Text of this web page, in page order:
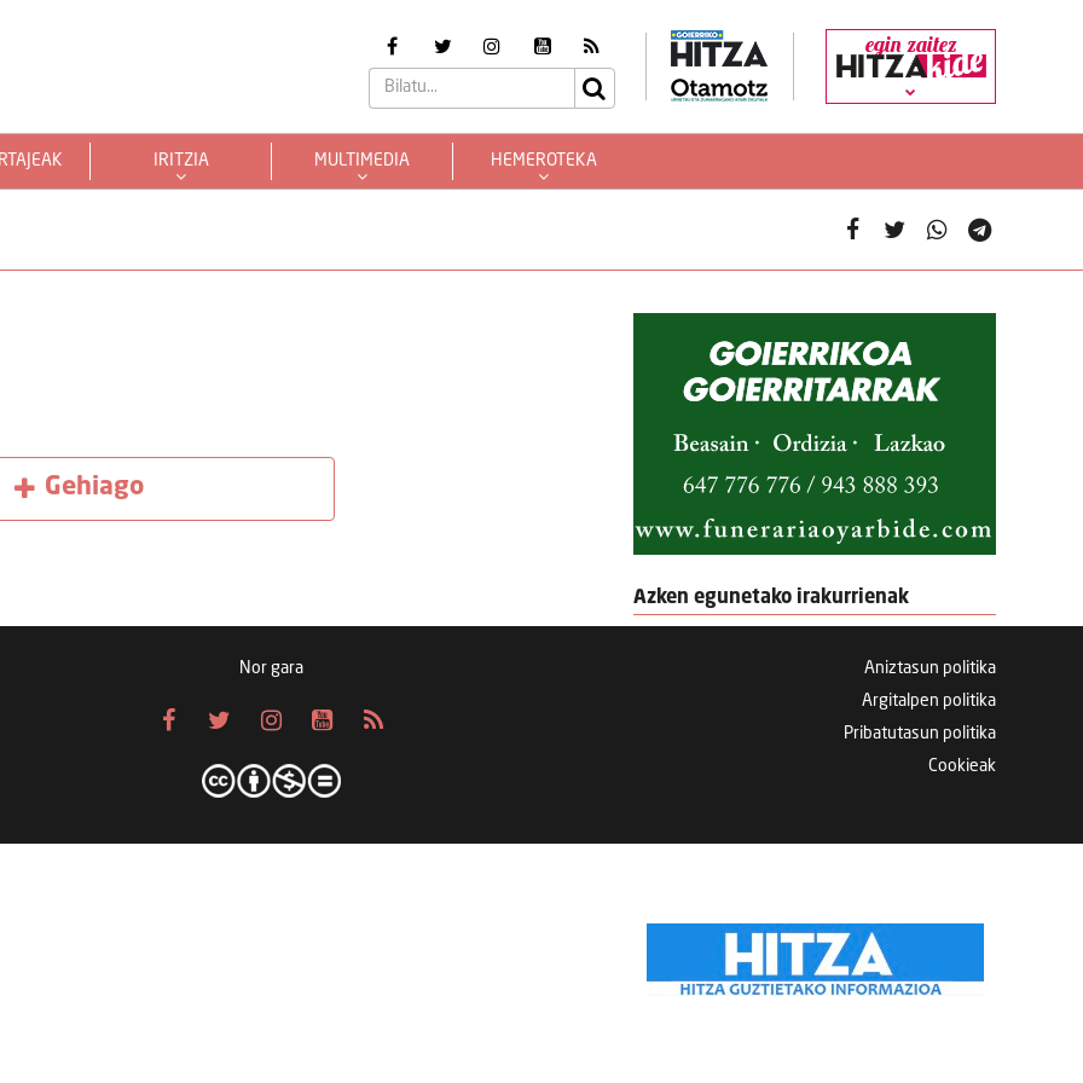
egin zaitez
IRITZIA MULTIMEDIA HEMEROTEKA
Gehiago
Azken egunetako irakurrienak
Nor gara
Aniztasun politika
Argitalpen politika
Pribatutasun politika
Cookieak